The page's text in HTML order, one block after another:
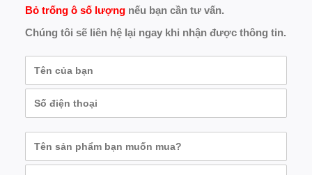
Bỏ trống ô số lượngnếu bạn cần tư vấn.
Chúng tôi sẽ liên hệ lại ngay khi nhận được thông tin.